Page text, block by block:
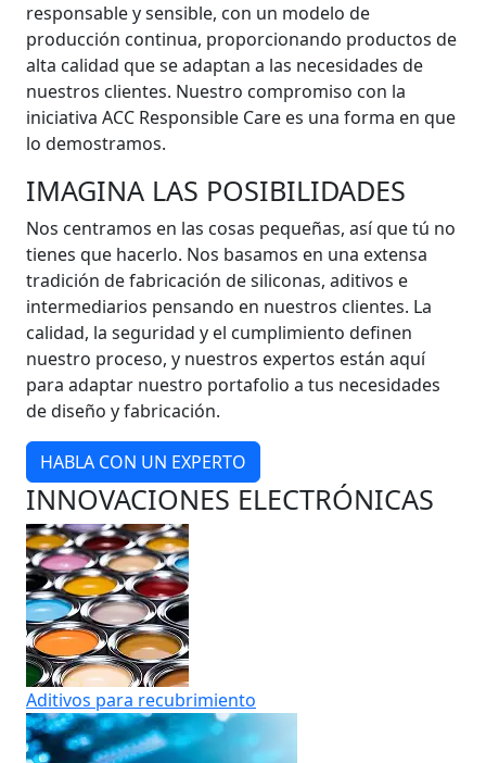
responsable y sensible, con un modelo de
producción continua, proporcionando productos de
alta calidad que se adaptan a las necesidades de
nuestros clientes. Nuestro compromiso con la
iniciativa ACC Responsible Care es una forma en que
lo demostramos.
IMAGINA LAS POSIBILIDADES
Nos centramos en las cosas pequeñas, así que tú no
tienes que hacerlo. Nos basamos en una extensa
tradición de fabricación de siliconas, aditivos e
intermediarios pensando en nuestros clientes. La
calidad, la seguridad y el cumplimiento definen
nuestro proceso, y nuestros expertos están aquí
para adaptar nuestro portafolio a tus necesidades
de diseño y fabricación.
HABLA CON UN EXPERTO
INNOVACIONES ELECTRÓNICAS
Aditivos para recubrimiento